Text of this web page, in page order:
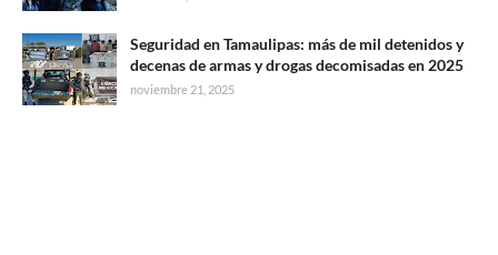
Seguridad en Tamaulipas: más de mil detenidos y
decenas de armas y drogas decomisadas en 2025
noviembre 21, 2025